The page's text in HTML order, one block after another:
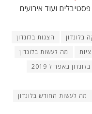
ועוד אירועים
בלונדון
הצגות בלונדון
מה לעשות בלונדון
באפריל 2019
מה לעשות החודש בלונדון